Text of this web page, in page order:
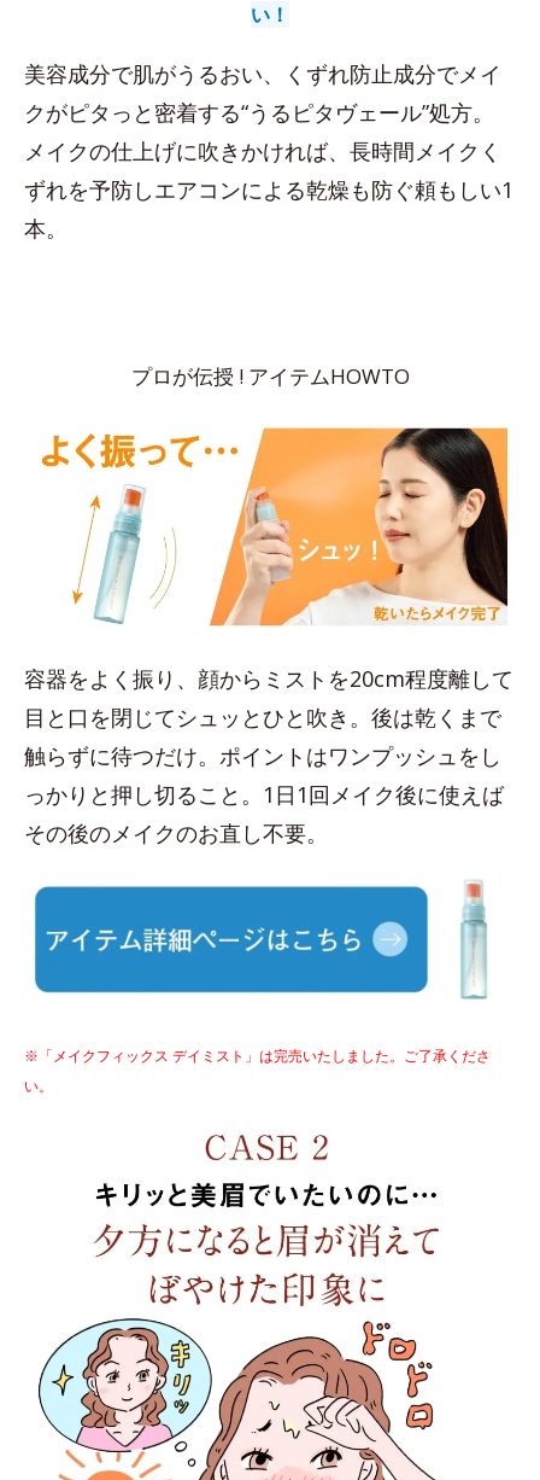
い！
美容成分で肌がうるおい、くずれ防止成分でメイ
クがピタっと密着する“うるピタヴェール”処方。
メイクの仕上げに吹きかければ、長時間メイクく
ずれを予防しエアコンによる乾燥も防ぐ頼もしい1
本。
プロが伝授 ! アイテムHOWTO
容器をよく振り、顔からミストを20cm程度離して
目と口を閉じてシュッとひと吹き。後は乾くまで
触らずに待つだけ。ポイントはワンプッシュをし
っかりと押し切ること。1日1回メイク後に使えば
その後のメイクのお直し不要。
※「メイクフィックス デイミスト」は完売いたしました。ご了承くださ
い。